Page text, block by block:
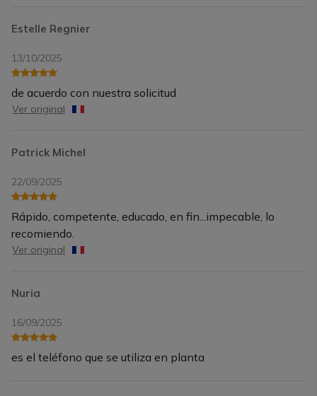
Estelle Regnier
13/10/2025
de acuerdo con nuestra solicitud
Ver original
Patrick Michel
22/09/2025
Rápido, competente, educado, en fin...impecable, lo
recomiendo.
Ver original
Nuria
16/09/2025
es el teléfono que se utiliza en planta